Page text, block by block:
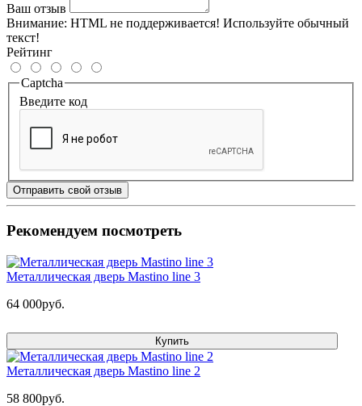
Ваш отзыв
Внимание: HTML не поддерживается! Используйте обычный
текст!
Рейтинг
Captcha
Введите код
Отправить свой отзыв
Рекомендуем посмотреть
Металлическая дверь Mastino line 3
64 000руб.
Купить
Металлическая дверь Mastino line 2
58 800руб.